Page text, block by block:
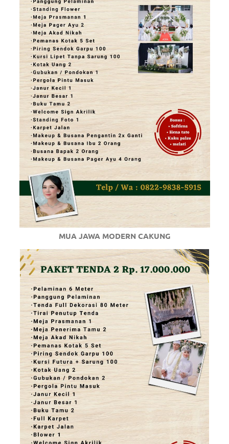
MUA JAWA MODERN CAKUNG